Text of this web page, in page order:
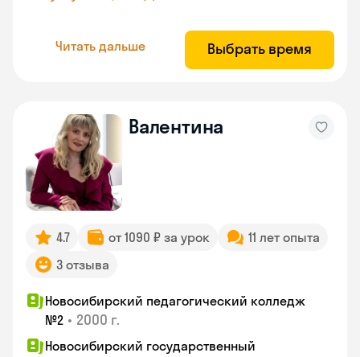
Читать дальше Выбрать время
Валентина
4.7 от 1090 ₽ за урок
11 лет опыта
3 отзыва
Новосибирский педагогический колледж
№2 • 2000 г.
Новосибирский государственный